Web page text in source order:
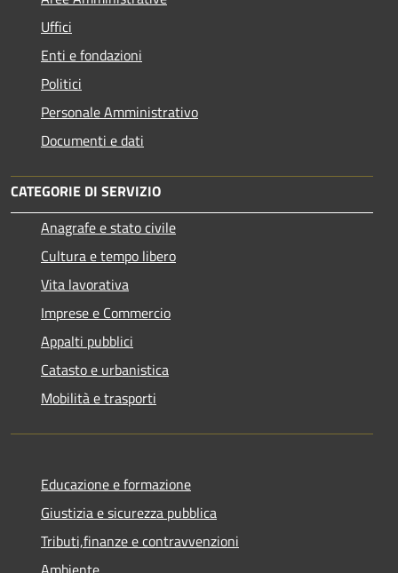
Uffici
Enti e fondazioni
Politici
Personale Amministrativo
Documenti e dati
CATEGORIE DI SERVIZIO
Anagrafe e stato civile
Cultura e tempo libero
Vita lavorativa
Imprese e Commercio
Appalti pubblici
Catasto e urbanistica
Mobilità e trasporti
Educazione e formazione
Giustizia e sicurezza pubblica
Tributi,finanze e contravvenzioni